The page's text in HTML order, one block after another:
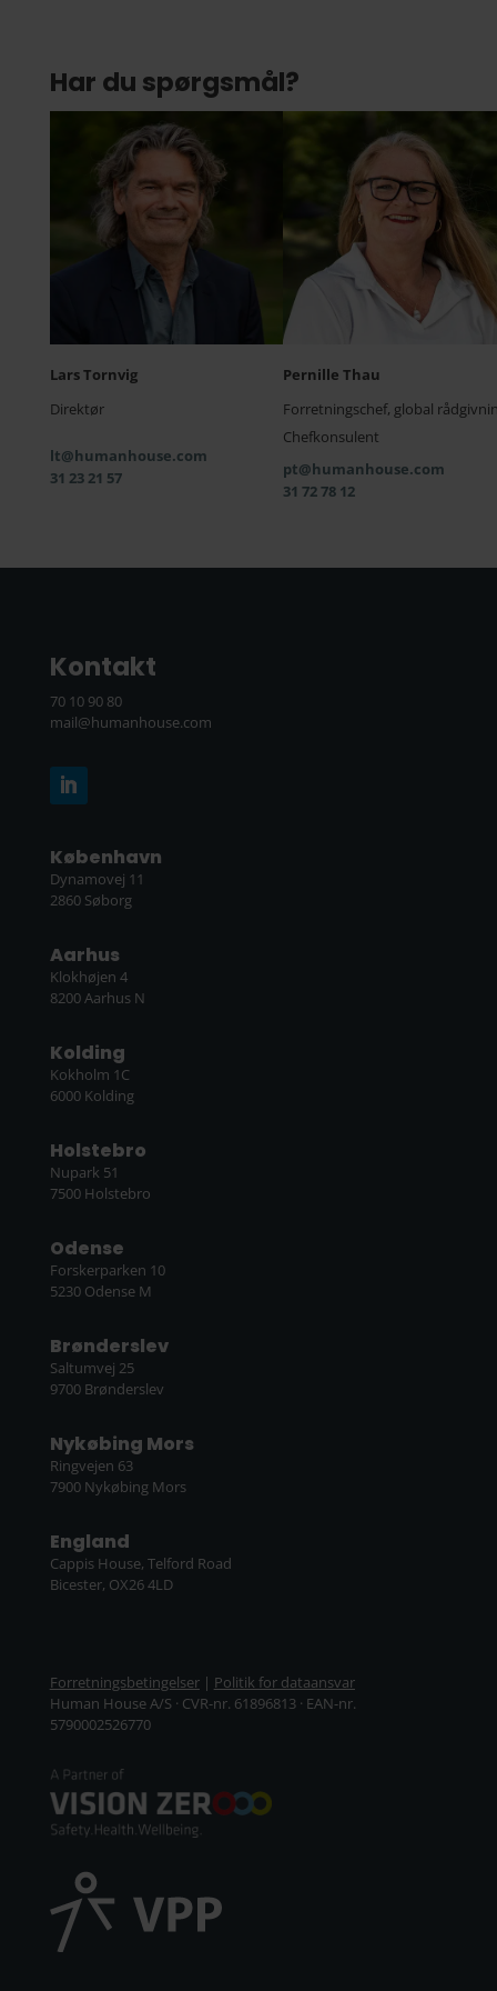
Har du spørgsmål?
Lars Tornvig
Direktør
lt@humanhouse.com
31 23 21 57
Pernille Thau
Forretningschef, global
Chefkonsulent
pt@humanhouse.com
31 72 78 12
Kontakt
70 10 90 80
mail@humanhouse.com
København
Dynamovej 11
2860 Søborg
Aarhus
Klokhøjen 4
8200 Aarhus N
Kolding
Kokholm 1C
6000 Kolding
Holstebro
Nupark 51
7500 Holstebro
Odense
Forskerparken 10
5230 Odense M
Brønderslev
Saltumvej 25
9700 Brønderslev
Nykøbing Mors
Ringvejen 63
7900 Nykøbing Mors
England
Cappis House, Telford Road
Bicester, OX26 4LD
Forretningsbetingelser| Politik for dataansvar
Human House A/S · CVR-nr. 61896813 · EAN-nr.
5790002526770